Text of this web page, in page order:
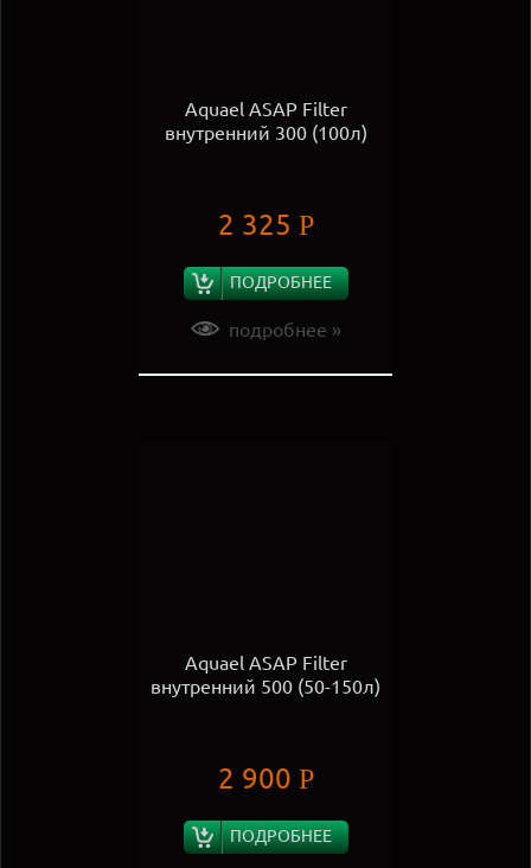
Aquael ASAP Filter
внутренний 300 (100л)
2 325 Р
ПОДРОБНЕЕ
подробнее »
Aquael ASAP Filter
внутренний 500 (50-150л)
2 900 Р
ПОДРОБНЕЕ